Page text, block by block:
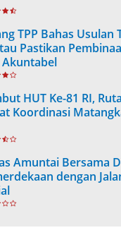
TPP Bahas Usulan
Pastikan
HUT Ke-81 RI,
Koordinasi
Amuntai Bersama
dengan